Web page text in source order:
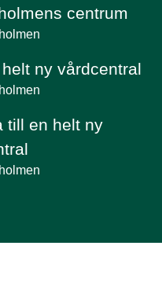
centrum
ny vårdcentral
till en helt ny